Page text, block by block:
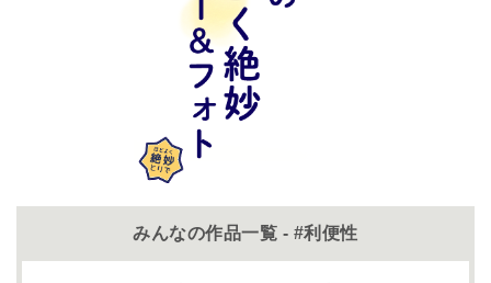
みんなの作品一覧 - #利便性